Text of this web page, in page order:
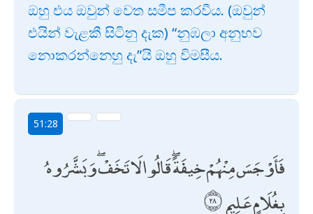
ඔහු එය ඔවුන් වෙත සමීප කරවීය. (ඔවුන්
එයින් වැළකී සිටිනු දැක) “නුඹලා අනුභව
නොකරන්නෙහු දැ”යි ඔහු විමසීය.
51:28
فَأَوْجَسَ مِنْهُمْ خِيفَةً ۖ قَالُوا لَا تَخَفْ ۖ وَبَشَّرُوهُ
بِغُلَامٍ عَلِيمٍ